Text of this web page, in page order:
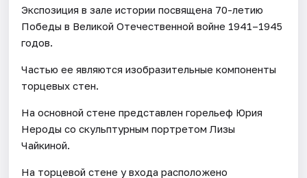
Экспозиция в зале истории посвящена 70-летию
Победы в Великой Отечественной войне 1941–1945
годов.
Частью ее являются изобразительные компоненты
торцевых стен.
На основной стене представлен горельеф Юрия
Нероды со скульптурным портретом Лизы
Чайкиной.
На торцевой стене у входа расположено